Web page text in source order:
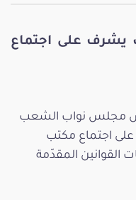
على اجتماع
مجلس نواب الشعب
صباح اليوم الخميس 07 ماي 2026 على اجتماع مكتب
المقدّمة